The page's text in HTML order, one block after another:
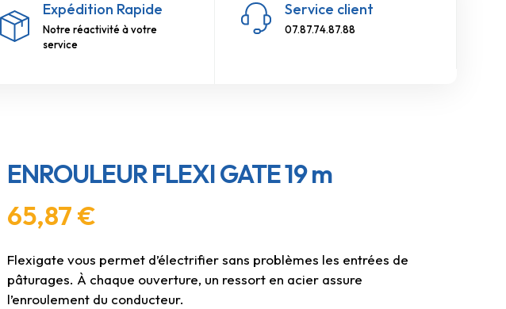
Expédition Rapide
Notre réactivité à votre
service
Service client
07.87.74.87.88
ENROULEUR FLEXI GATE 19 m
65,87€
Flexigate vous permet d’électrifier sans problèmes les entrées de
pâturages. À chaque ouverture, un ressort en acier assure
l’enroulement du conducteur.